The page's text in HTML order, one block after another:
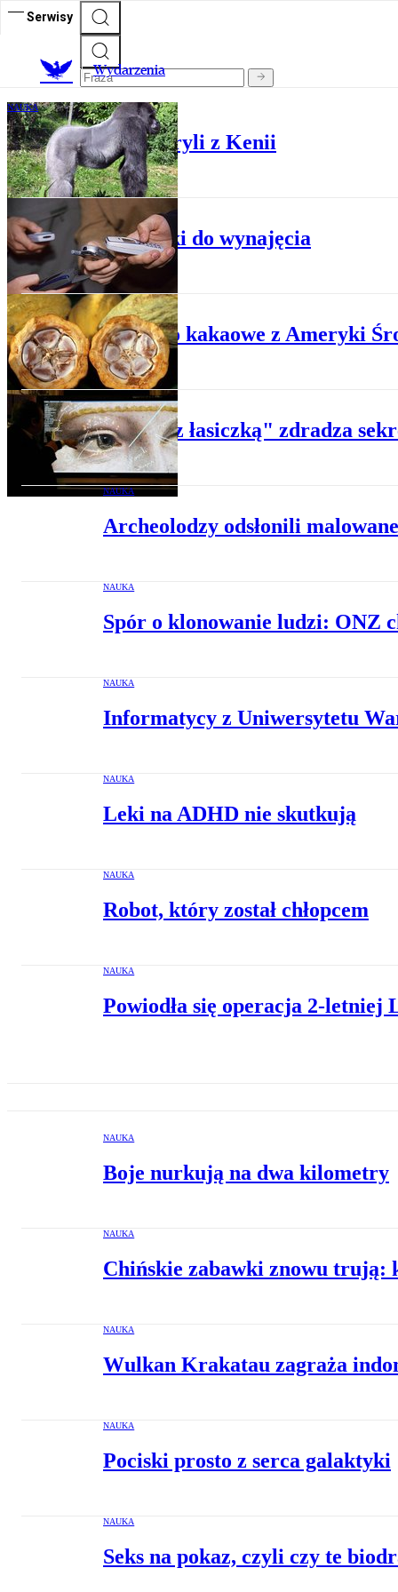
Serwisy
Wydarzenia
NAUKA
Przodek ludzi i goryli z Kenii
Komórki do wynajęcia
NAUKA
Prapiwo kakaowe z Ameryki
NAUKA
"Dama z łasiczką" zdradza
NAUKA
Archeolodzy odsłonili
NAUKA
Spór o klonowanie ludzi: ONZ
NAUKA
Informatycy z Uniwersytetu
NAUKA
Leki na ADHD nie skutkują
NAUKA
Robot, który został chłopcem
NAUKA
Powiodła się operacja 2-letniej
NAUKA
Boje nurkują na dwa kilometry
NAUKA
Chińskie zabawki znowu trują:
NAUKA
Wulkan Krakatau zagraża
NAUKA
Pociski prosto z serca galaktyki
NAUKA
Seks na pokaz, czyli czy te